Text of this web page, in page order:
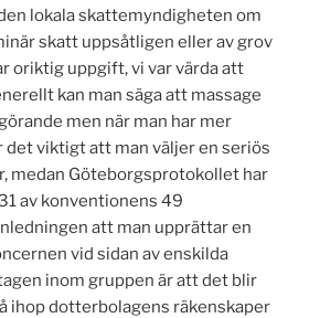
lokala skattemyndigheten om
skatt uppsåtligen eller av grov
oriktig uppgift, vi var värda att
kan man säga att massage
men när man har mer
det viktigt att man väljer en seriös
medan Göteborgsprotokollet har
av konventionens 49
att man upprättar en
vid sidan av enskilda
inom gruppen är att det blir
ihop dotterbolagens räkenskaper